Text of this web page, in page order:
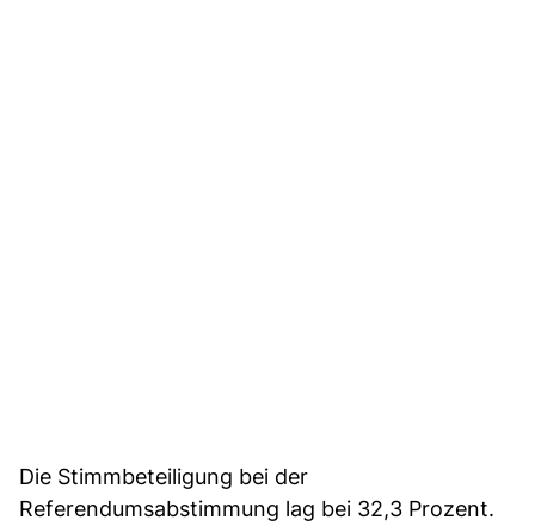
Die Stimmbeteiligung bei der
Referendumsabstimmung lag bei 32,3 Prozent.